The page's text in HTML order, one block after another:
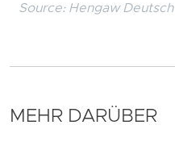
Source: Hengaw Deutsch
MEHR DARÜBER